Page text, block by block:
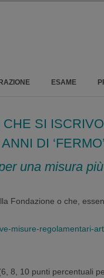
ESAME
SI
DI
una misura
Fondazione o che,
misure-regolamentari-
8, 10 punti percentuali